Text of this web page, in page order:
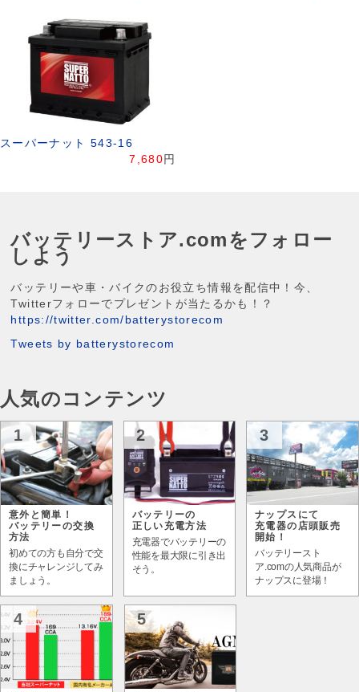
スーパーナット 543-16
7,680 円
バッテリーストア.comをフォロー
しよう
バッテリーや車・バイクのお役立ち情報を配信中！今、
Twitterフォローでプレゼントが当たるかも！？
https://twitter.com/batterystorecom
Tweets by batterystorecom
人気のコンテンツ
1
意外と簡単！
バッテリーの交換
方法
初めての方も自分で交
換にチャレンジしてみ
ましょう。
2
バッテリーの
正しい充電方法
充電器でバッテリーの
性能を最大限に引き出
そう。
3
ナップスにて
充電器の店頭販売
開始！
バッテリースト
ア.comの人気商品が
ナップスに登場！
4 5